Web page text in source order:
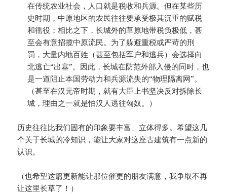
在传统农业社会，人口就是税收和兵源。但在某些历
史时期，中原地区的农民往往要承受极其沉重的赋税
和徭役；相比之下，长城外的草原地带税负极低，甚
至会有意招揽中原流民。为了躲避重税或严苛的刑
罚，大量内地百姓（甚至包括军户和逃兵）会选择向
北逃亡“出塞”。因此，长城在防范外部入侵的同时，也
是一道阻止本国劳动力和兵源流失的“物理隔离网”。
（甚至在汉元帝时期，就有大臣上书坚决反对拆除长
城，理由之一就是怕汉人逃往匈奴。）
历史往往比我们固有的印象要丰富、立体得多。希望这几
个关于长城的冷知识，能让大家对这座古建筑有一点新的
认识。
（也希望这篇更新能让那位催更的朋友满意，我争取不再
让这里长草了！）